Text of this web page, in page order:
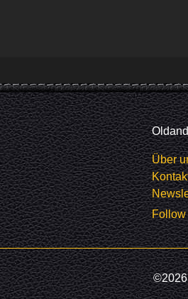
Über
Follow
©2026